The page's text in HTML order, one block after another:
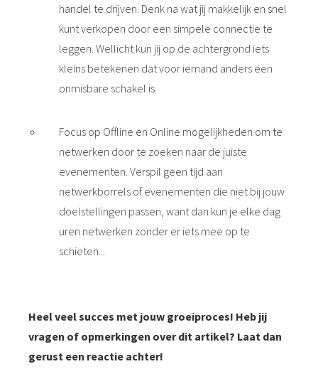
handel te drijven. Denk na wat jij makkelijk en snel
kunt verkopen door een simpele connectie te
leggen. Wellicht kun jij op de achtergrond iets
kleins betekenen dat voor iemand anders een
onmisbare schakel is.
Focus op Offline en Online mogelijkheden om te
netwerken door te zoeken naar de juiste
evenementen. Verspil geen tijd aan
netwerkborrels of evenementen die niet bij jouw
doelstellingen passen, want dan kun je elke dag
uren netwerken zonder er iets mee op te
schieten...
Heel veel succes met jouw groeiproces! Heb jij
vragen of opmerkingen over dit artikel? Laat dan
gerust een reactie achter!